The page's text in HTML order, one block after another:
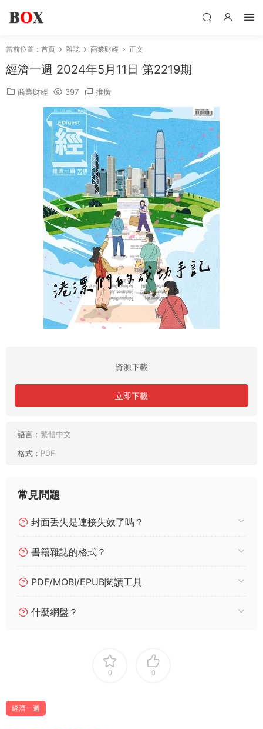
當前位置： 首頁 雜誌 商業财經 正文
經濟一週 2024年5月11日 第2219期
商業财經 397 推廣
資源下載
立即下載
語言： 繁體中文
格式： PDF
常見問題
封面丢失是連接失效了嗎？
書籍雜誌的格式？
PDF/MOBI/EPUB閱讀工具
什麼網盤？
0 0
經濟一週